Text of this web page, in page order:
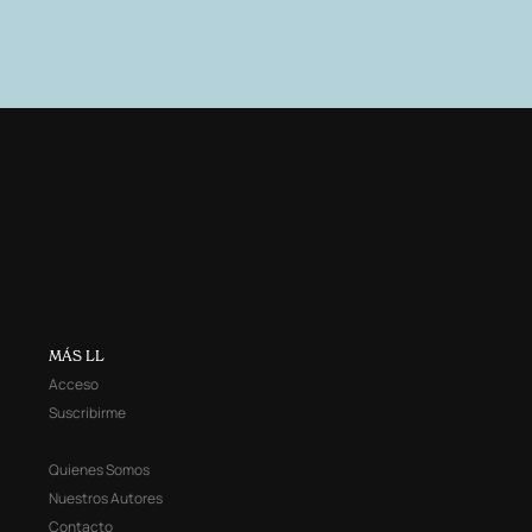
MÁS LL
Acceso
Suscribirme
Quienes Somos
Nuestros Autores
Contacto